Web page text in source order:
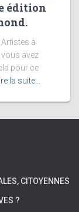
édition
à
vous avez
pour ce
Lire la suite…
CITOYENNES
?